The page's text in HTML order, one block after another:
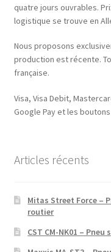
quatre jours ouvrables.
logistique se trouve en
Nous proposons
production est récente.
française.
Visa, Visa Debit,
Google Pay et les
Articles récents
Mitas Street Force –
routier
CST CM-NK01 –